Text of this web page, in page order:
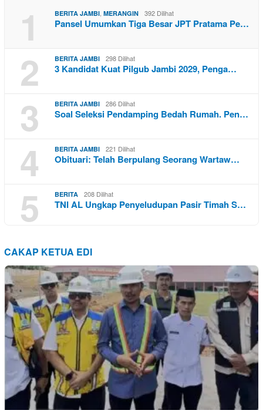
1 BERITA JAMBI, MERANGIN 392 Dilihat
Pansel Umumkan Tiga Besar JPT Pratama Pe…
2 BERITA JAMBI 298 Dilihat
3 Kandidat Kuat Pilgub Jambi 2029, Penga…
3 BERITA JAMBI 286 Dilihat
Soal Seleksi Pendamping Bedah Rumah. Pen…
4 BERITA JAMBI 221 Dilihat
Obituari: Telah Berpulang Seorang Wartaw…
5 BERITA 208 Dilihat
TNI AL Ungkap Penyeludupan Pasir Timah S…
CAKAP KETUA EDI